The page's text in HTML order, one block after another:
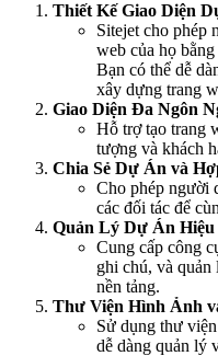
Thiết Kế Giao Diện
Sitejet cho phép
web của họ
Bạn có thể dễ
xây dựng trang
Giao Diện Đa Ngôn
Hỗ trợ tạo trang
tượng và khách
Chia Sẻ Dự Án và
Cho phép người
các đối tác để
Quản Lý Dự Án Hiệu
Cung cấp công
ghi chú, và
nền tảng.
Thư Viện Hình Ảnh
Sử dụng thư
dễ dàng quản lý